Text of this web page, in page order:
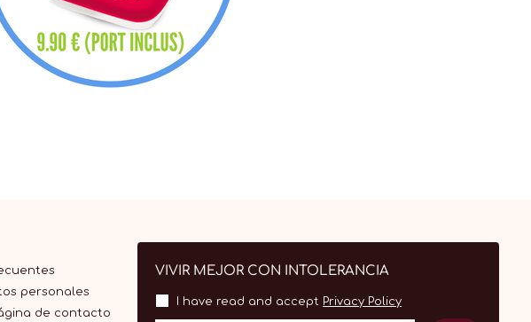
personales
de contacto
VIVIR MEJOR CON INTOLERANCIA
I have read and accept Privacy Policy